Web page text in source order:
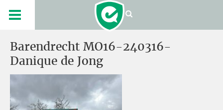
Barendrecht MO16-240316-
Danique de Jong